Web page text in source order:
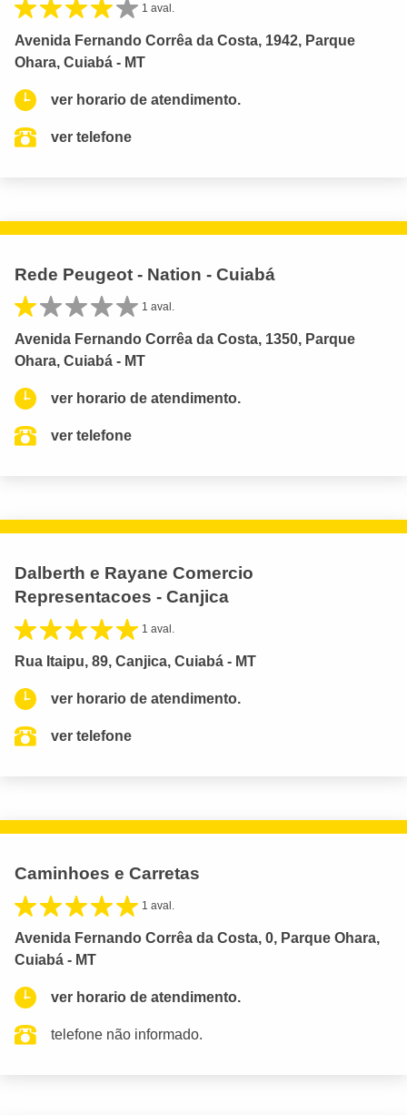
1 aval.
Avenida Fernando Corrêa da Costa, 1942, Parque
Ohara, Cuiabá - MT
ver horario de atendimento.
ver telefone
Rede Peugeot - Nation - Cuiabá
1 aval.
Avenida Fernando Corrêa da Costa, 1350, Parque
Ohara, Cuiabá - MT
ver horario de atendimento.
ver telefone
Dalberth e Rayane Comercio
Representacoes - Canjica
1 aval.
Rua Itaipu, 89, Canjica, Cuiabá - MT
ver horario de atendimento.
ver telefone
Caminhoes e Carretas
1 aval.
Avenida Fernando Corrêa da Costa, 0, Parque Ohara,
Cuiabá - MT
ver horario de atendimento.
telefone não informado.